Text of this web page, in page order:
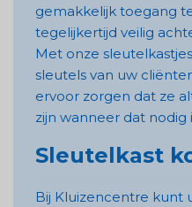
gemakkelijk toegang
tegelijkertijd veilig
Met onze
sleutels van uw
ervoor zorgen dat ze
zijn wanneer dat nodig
Sleutelkast
Bij Kluizencentre kunt